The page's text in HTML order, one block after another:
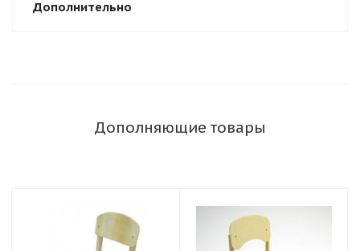
Дополнительно
Дополняющие товары